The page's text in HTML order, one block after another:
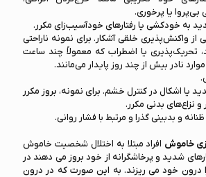
بی‌پروا یا پرخوری.
از واکنش‌پذیری خلقی آشکار. برای نمونه ناراحتی
تحریک‌پذیری یا اضطراب که معمولاً چند ساعت
نادر بیش از چند روز پایدار می‌مانند.
یا اشکال در کنترل خشم. برای نمونه، بروز مکرر
نزاع‌های بدنی مکرر.
افراد مبتلا به اختلال شخصیت خاموش
شدید و پرخاشگرانه از خود بروز می دهند در
خود می ریزند. به این صورت که در درون